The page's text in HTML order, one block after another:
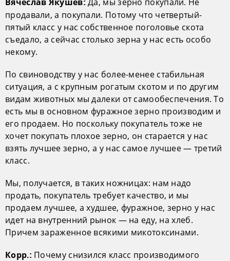
Вячеслав Якушев:
продавали, а покупали. Потому что четвертый-
пятый класс у нас собственное поголовье скота
съедало, а сейчас столько зерна у нас есть особо
некому.
По свиноводству у нас более-менее стабильная
ситуация, а с крупным рогатым скотом и по другим
видам животных мы далеки от самообеспечения. То
есть мы в основном фуражное зерно производим и
его продаем. Но поскольку покупатель тоже не
хочет покупать плохое зерно, он старается у нас
взять лучшее зерно, а у нас самое лучшее — третий
класс.
Мы, получается, в таких ножницах: нам надо
продать, покупатель требует качество, и мы
продаем лучшее, а худшее, фуражное, зерно у нас
идет на внутренний рынок — на еду, на хлеб.
Причем зараженное всякими микотоксинами.
Корр.: Почему снизился класс производимого